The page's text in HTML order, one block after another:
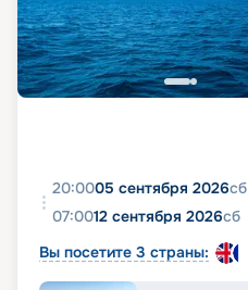
20:0005 сентября 2026сб
07:0012 сентября 2026сб
Вы посетите 3 страны: